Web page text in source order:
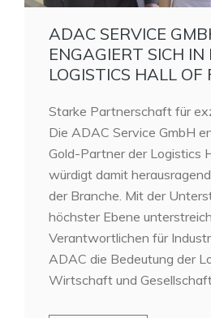
ADAC SERVICE
ENGAGIERT SICH IN
LOGISTICS HALL OF
Starke Partnerschaft für
Die ADAC Service GmbH
Gold-Partner der Logistics
würdigt damit
der Branche. Mit der
höchster Ebene
Verantwortlichen für
ADAC die Bedeutung der
Wirtschaft und